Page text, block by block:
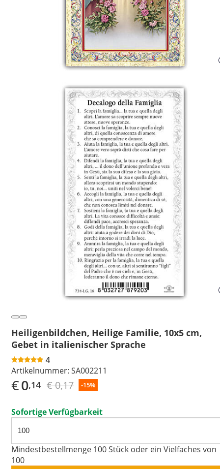
Heiligenbildchen, Heilige Familie, 10x5 cm,
Gebet in italienischer Sprache
4
Artikelnummer: SA002211
€0,14 € 0,17 -15%
Sofortige Verfügbarkeit
Mindestbestellmenge 100 Stück oder ein Vielfaches von
100